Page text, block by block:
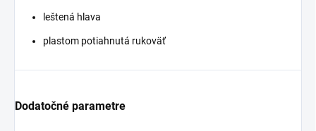
leštená hlava
plastom potiahnutá rukoväť
Dodatočné parametre